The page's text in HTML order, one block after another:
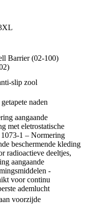
Barrier (02-100)
slip zool
naden
aangaande
met eletrostatische
1 – Normering
beschermende kleding
radioactieve deeltjes,
aangaande
-
voor continu
ademlucht
voorzijde